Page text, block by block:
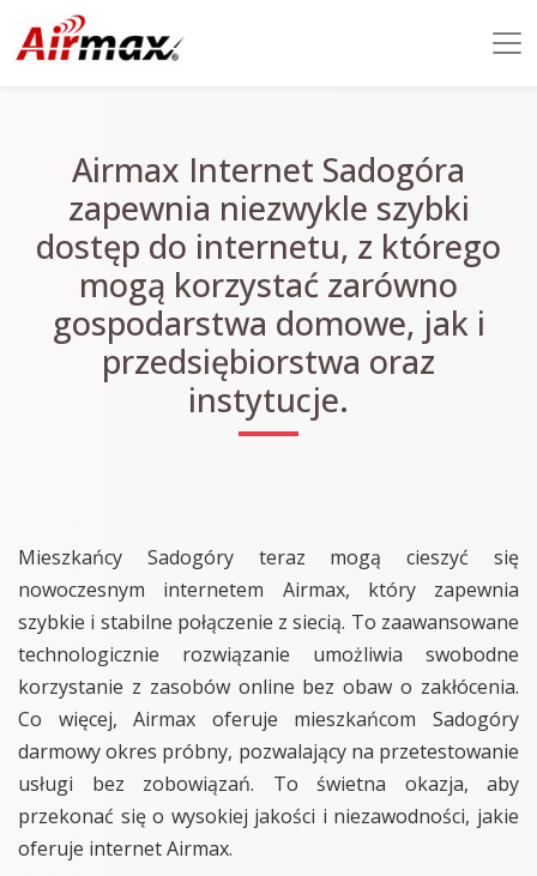
Airmax Internet Sadogóra
zapewnia niezwykle szybki
dostęp do internetu, z którego
mogą korzystać zarówno
gospodarstwa domowe, jak i
przedsiębiorstwa oraz
instytucje.
Mieszkańcy Sadogóry teraz mogą cieszyć się
nowoczesnym internetem Airmax, który zapewnia
szybkie i stabilne połączenie z siecią. To zaawansowane
technologicznie rozwiązanie umożliwia swobodne
korzystanie z zasobów online bez obaw o zakłócenia.
Co więcej, Airmax oferuje mieszkańcom Sadogóry
darmowy okres próbny, pozwalający na przetestowanie
usługi bez zobowiązań. To świetna okazja, aby
przekonać się o wysokiej jakości i niezawodności, jakie
oferuje internet Airmax.